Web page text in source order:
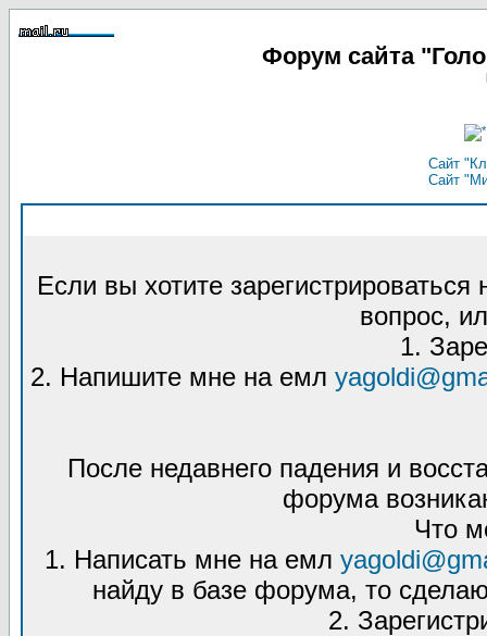
Форум сайта
Сайт
Сайт
Если вы хотите
вопрос,
1.
2. Напишите мне на емл
После недавнего падения и
форума
Что
1. Написать мне на емл
найду в базе форума, то
2.